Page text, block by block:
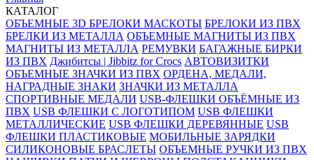
КАТАЛОГ
ОБЪЕМНЫЕ 3D БРЕЛОКИ МАСКОТЫ БРЕЛОКИ ИЗ ПВХ
БРЕЛКИ ИЗ МЕТАЛЛА ОБЪЕМНЫЕ МАГНИТЫ ИЗ ПВХ
МАГНИТЫ ИЗ МЕТАЛЛА РЕМУВКИ БАГАЖНЫЕ БИРКИ
ИЗ ПВХ Джибитсы | Jibbitz for Crocs АВТОВИЗИТКИ
ОБЪЕМНЫЕ ЗНАЧКИ ИЗ ПВХ ОРДЕНА, МЕДАЛИ,
НАГРАДНЫЕ ЗНАКИ ЗНАЧКИ ИЗ МЕТАЛЛА
СПОРТИВНЫЕ МЕДАЛИ USB-ФЛЕШКИ ОБЪЁМНЫЕ ИЗ
ПВХ USB ФЛЕШКИ С ЛОГОТИПОМ USB ФЛЕШКИ
МЕТАЛЛИЧЕСКИЕ USB ФЛЕШКИ ДЕРЕВЯННЫЕ USB
ФЛЕШКИ ПЛАСТИКОВЫЕ МОБИЛЬНЫЕ ЗАРЯДКИ
СИЛИКОНОВЫЕ БРАСЛЕТЫ ОБЪЕМНЫЕ РУЧКИ ИЗ ПВХ